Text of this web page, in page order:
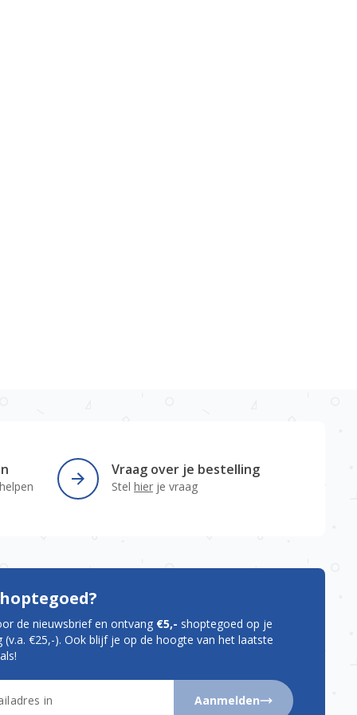
Vraag over je bestelling
Stel hier je vraag
de nieuwsbrief en ontvang €5,- shoptegoed op je
(v.a. €25,-). Ook blijf je op de hoogte van het laatste
Aanmelden